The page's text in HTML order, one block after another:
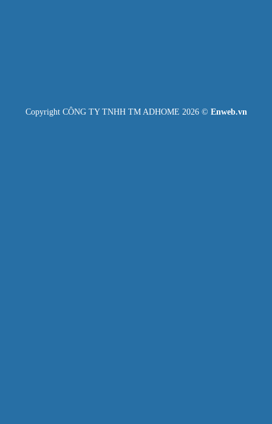
Copyright CÔNG TY TNHH TM ADHOME 2026 © Enweb.vn